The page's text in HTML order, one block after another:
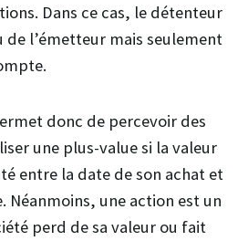
Dans ce cas, le détenteur
de l’émetteur mais seulement
donc de percevoir des
une plus-value si la valeur
entre la date de son achat et
Néanmoins, une action est un
perd de sa valeur ou fait